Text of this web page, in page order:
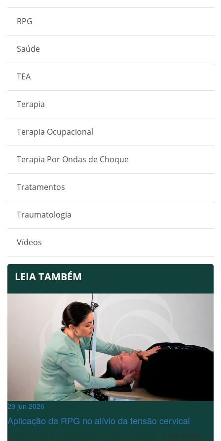
RPG
Saúde
TEA
Terapia
Terapia Ocupacional
Terapia Por Ondas de Choque
Tratamentos
Traumatologia
Vídeos
LEIA TAMBÉM
29 jun 2026
Aplicação da RPG no alívio da tensão cervical